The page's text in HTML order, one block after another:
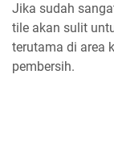
Jika sudah
tile akan sulit
terutama di area
pembersih.